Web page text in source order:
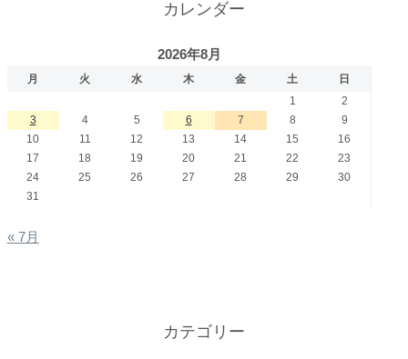
カレンダー
2026年8月
月 火 水 木 金 土
日
1
2
3
4 5 6 7 8
9
10
11 12 13 14 15
16
17
18 19 20 21 22
23
24
25 26 27 28 29
30
31
« 7月
カテゴリー